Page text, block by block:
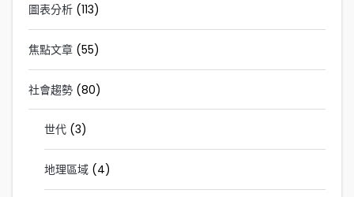
圖表分析 (113)
焦點文章 (55)
社會趨勢 (80)
世代 (3)
地理區域 (4)